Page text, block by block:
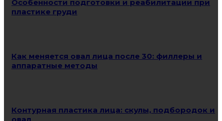
Особенности подготовки и реабилитации при
пластике груди
Как меняется овал лица после 30: филлеры и
аппаратные методы
Контурная пластика лица: скулы, подбородок и